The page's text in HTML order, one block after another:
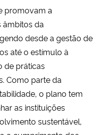
promovam a
âmbitos da
desde a gestão de
até o estímulo à
de práticas
Como parte da
o plano tem
as instituições
sustentável,